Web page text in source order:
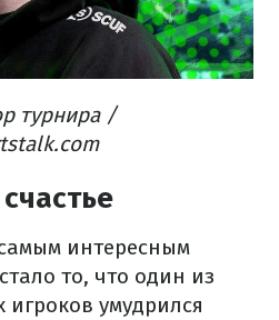
турнира /
интересным
то, что один из
умудрился